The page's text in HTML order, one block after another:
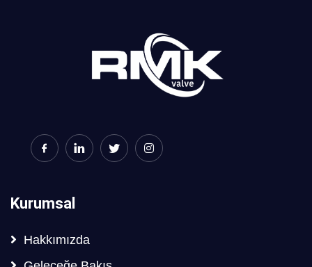
Kurumsal
Hakkımızda